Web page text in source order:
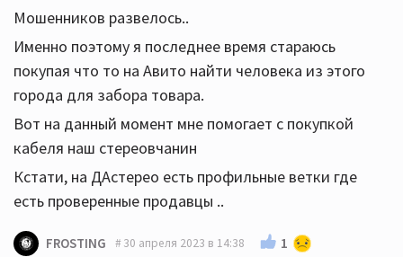
Мошенников развелось..
Именно поэтому я последнее время стараюсь
покупая что то на Авито найти человека из этого
города для забора товара.
Вот на данный момент мне помогает с покупкой
кабеля наш стереовчанин
Кстати, на ДАстерео есть профильные ветки где
есть проверенные продавцы ..
FROSTING 30 апреля 2023 в 14:38 1